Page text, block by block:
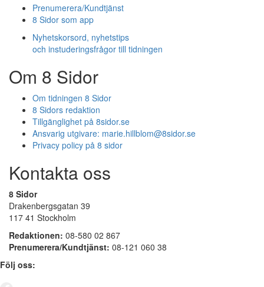
Prenumerera/Kundtjänst
8 Sidor som app
Nyhetskorsord, nyhetstips
och instuderingsfrågor till tidningen
Om 8 Sidor
Om tidningen 8 Sidor
8 Sidors redaktion
Tillgänglighet på 8sidor.se
Ansvarig utgivare: marie.hillblom@8sidor.se
Privacy policy på 8 sidor
Kontakta oss
8 Sidor
Drakenbergsgatan 39
117 41 Stockholm
Redaktionen: 08-580 02 867
Prenumerera/Kundtjänst: 08-121 060 38
Följ oss: